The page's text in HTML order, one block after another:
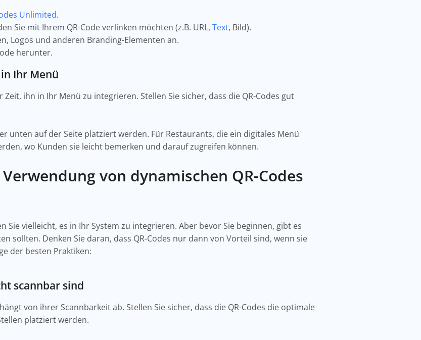
Unlimited.
Sie mit Ihrem QR-Code verlinken möchten (z.B. URL, Text, Bild).
Logos und anderen Branding-Elementen an.
herunter.
Ihr Menü
ihn in Ihr Menü zu integrieren. Stellen Sie sicher, dass die QR-Codes gut
unten auf der Seite platziert werden. Für Restaurants, die ein digitales Menü
wo Kunden sie leicht bemerken und darauf zugreifen können.
von dynamischen QR-Codes
Sie vielleicht, es in Ihr System zu integrieren. Aber bevor Sie beginnen, gibt es
sollten. Denken Sie daran, dass QR-Codes nur dann von Vorteil sind, wenn sie
der besten Praktiken:
scannbar sind
von ihrer Scannbarkeit ab. Stellen Sie sicher, dass die QR-Codes die optimale
platziert werden.